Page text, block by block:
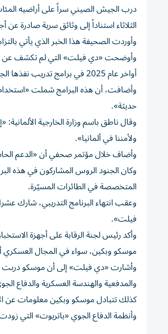
درب الجيش الصيني سراً على أراضيه
الثلاثاء استناداً إلى وثائق سرية صادرة عن
وأوردت الصحيفة هذا الخبر الذي يأتي
وأوضحت «دي فيلت» التي لم تكشف عن
أواخر عام 2025 في برامج تدريب نفذها الجيش الصيني في ستة مواقع عسكرية في الصين.
وأضافت، أن هذه البرامج شملت «استخدام
حديثة».
وقال ناطق باسم وزارة الخارجية
ولأمننا في ألمانيا».
وأضاف خلال مؤتمر صحفي أن «الدعم
وكان الجنود الروس المشاركون في هذه
المتخصصة في الطائرات المسيّرة.
فيلت».
وأكد رئيس لجنة الرقابة على أجهزة
موسكو وبكين، سواء في المجال العسكري أو
والمدفعية والهندسة العسكرية والدفاع
كذلك تتبادل موسكو وبكين معلومات عن
وأنظمة الدفاع الجوي «باتريوت» التي